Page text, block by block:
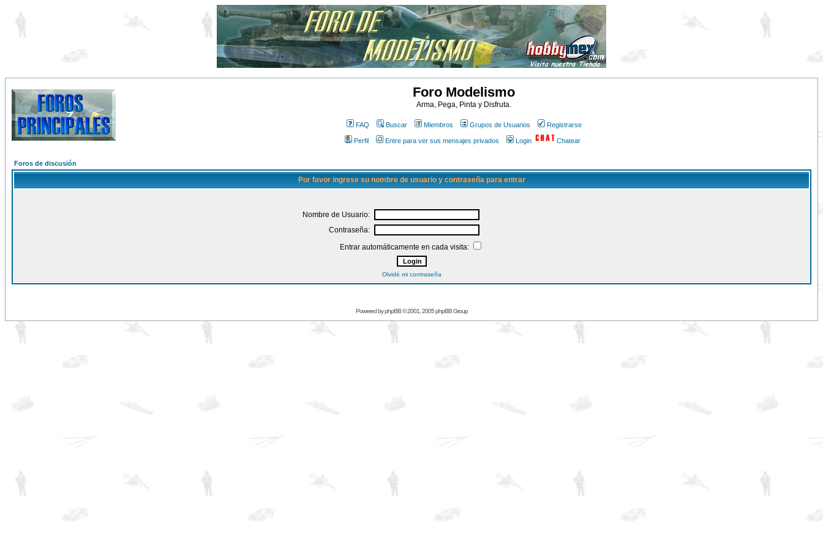
Foro Modelismo
Arma, Pega, Pinta y Disfruta.
FAQ Buscar Miembros Grupos de Usuarios Registrarse
Perfil Entre para ver sus mensajes privados Login Chatear
Foros de discusión
Por favor ingrese su nombre de usuario y contraseña para entrar
Nombre de Usuario:
Contraseña:
Entrar automáticamente en cada visita:
Olvidé mi contraseña
Powered byphpBB© 2001, 2005 phpBB Group